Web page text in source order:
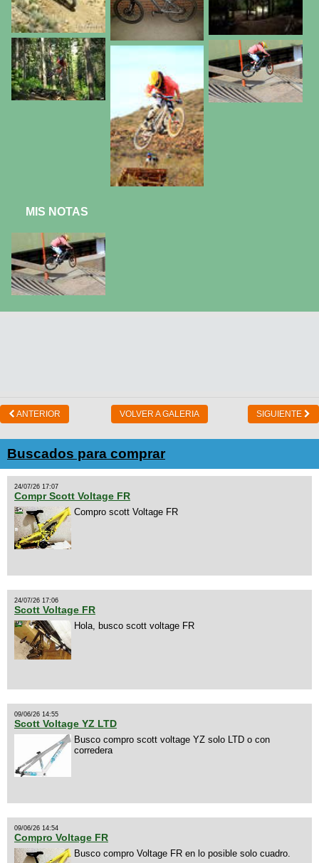
MIS NOTAS
ANTERIOR VOLVER A GALERIA SIGUIENTE
Buscados para comprar
24/07/26 17:07
Compr Scott Voltage FR
Compro scott Voltage FR
24/07/26 17:06
Scott Voltage FR
Hola, busco scott voltage FR
09/06/26 14:55
Scott Voltage YZ LTD
Busco compro scott voltage YZ solo LTD o con
corredera
09/06/26 14:54
Compro Voltage FR
Busco compro Voltage FR en lo posible solo cuadro.